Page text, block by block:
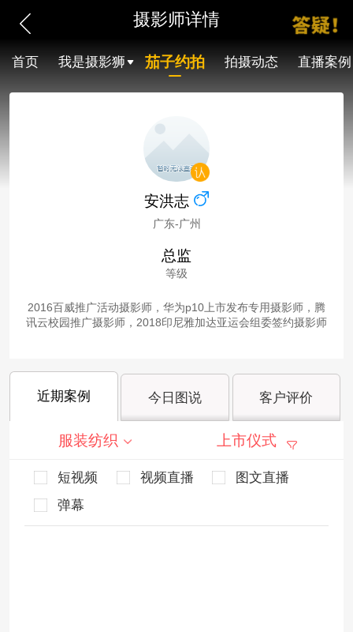
摄影师详情
首页 我是摄影狮 茄子约拍 拍摄动态 直播案例
安洪志
广东-广州
总监
等级
2016百威推广活动摄影师，华为p10上市发布专用摄影师，腾
讯云校园推广摄影师，2018印尼雅加达亚运会组委签约摄影师
近期案例 今日图说 客户评价
服装纺织 上市仪式
短视频 视频直播
图文直播
弹幕